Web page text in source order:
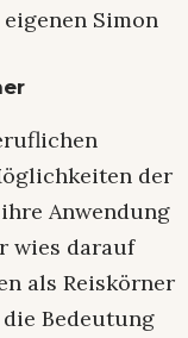
Simon
der
Anwendung
wies darauf
als Reiskörner
Bedeutung